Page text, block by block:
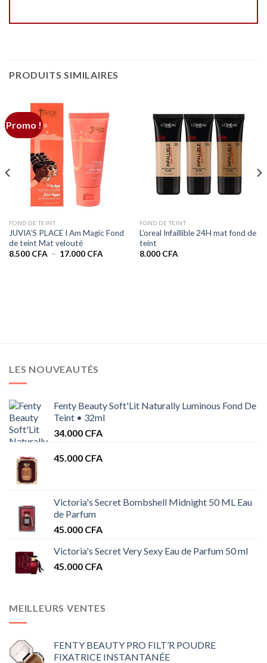
PRODUITS SIMILAIRES
Promo !
FOND DE TEINT
JUVIA’S PLACE I Am Magic Fond
de teint Mat velouté
8.500 CFA – 17.000 CFAPlage
FOND DE TEINT
L’oreal Infaillible 24H mat fond de
teint
8.000 CFA
LES NOUVEAUTÉS
Fenty Beauty Soft'Lit Naturally Luminous Fond De
Teint • 32ml
34.000 CFA
45.000 CFA
Victoria's Secret Bombshell Midnight 50 ML Eau
de Parfum
45.000 CFA
Victoria's Secret Very Sexy Eau de Parfum 50 ml
45.000 CFA
MEILLEURS VENTES
FENTY BEAUTY PRO FILT’R POUDRE
FIXATRICE INSTANTANÉE